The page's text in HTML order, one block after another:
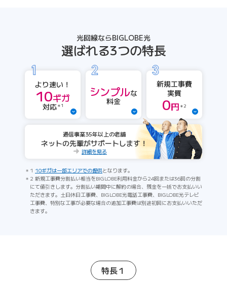
光回線ならBIGLOBE光
選ばれる3つの特長
より速い！
10ギガ
対応＊1
シンプルな
料金
新規工事費
実質
0円 ＊2
通信事業35年以上の老舗
ネットの先輩がサポートします！
詳細を見る
1 10ギガは一部エリアでの提供となります。
2 新規工事費分割払い相当をBIGLOBE利用料金から24回または36回の分割
にて値引きします。分割払い期間中に解約の場合、残金を一括でお支払いい
ただきます。土日休日工事費、BIGLOBE光電話工事費、BIGLOBE光テレビ
工事費、特別な工事が必要な場合の追加工事費は別途初回にお支払いいただ
きます。
特長１